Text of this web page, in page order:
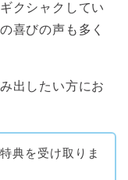
クシャクしてい
喜びの声も多く
出したい方にお
典を受け取りま